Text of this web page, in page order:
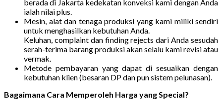
berada di Jakarta kedekatan konveksi kami dengan Anda
ialah nilai plus.
Mesin, alat dan tenaga produksi yang kami miliki sendiri
untuk menghasilkan kebutuhan Anda.
Keluhan, complaint dan finding rejects dari Anda sesudah
serah-terima barang produksi akan selalu kami revisi atau
vermak.
Metode pembayaran yang dapat di sesuaikan dengan
kebutuhan klien (besaran DP dan pun sistem pelunasan).
Bagaimana Cara Memperoleh Harga yang Special?